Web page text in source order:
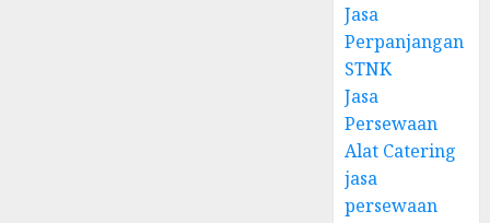
Jasa
Perpanjangan
STNK
Jasa
Persewaan
Alat Catering
jasa
persewaan